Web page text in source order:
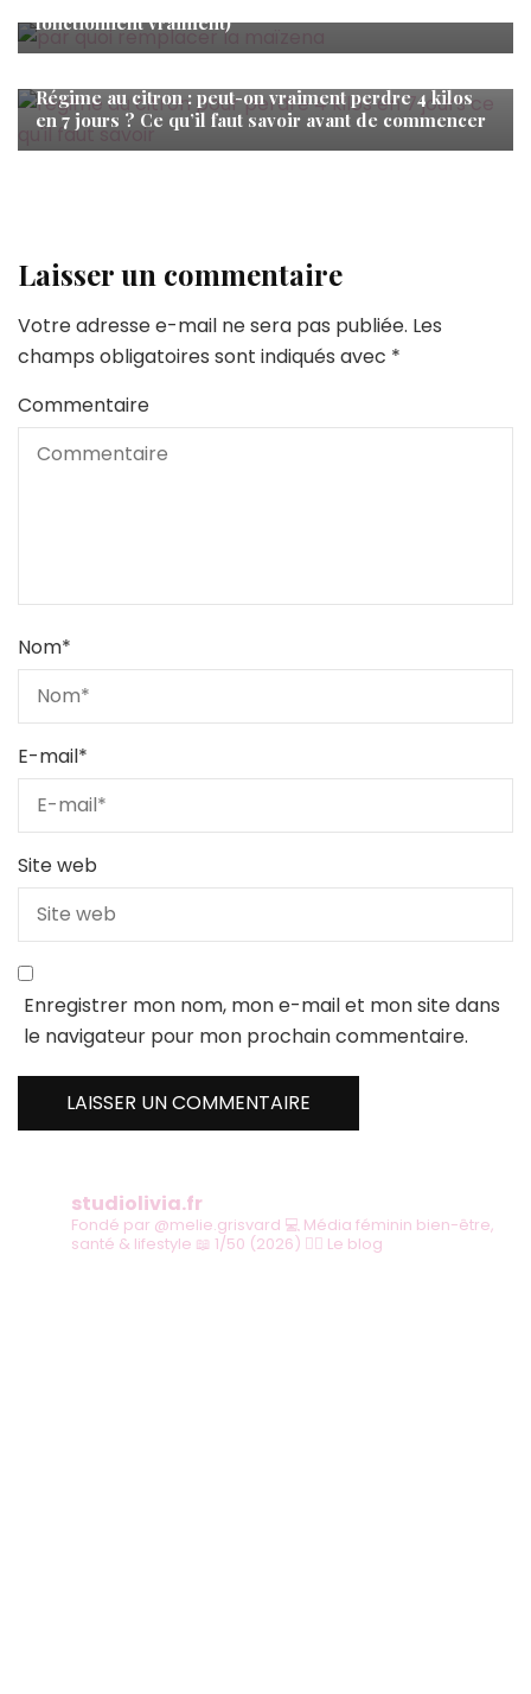
fonctionnent vraiment)
Régime au citron : peut-on vraiment perdre 4 kilos
en 7 jours ? Ce qu’il faut savoir avant de commencer
Laisser un commentaire
Votre adresse e-mail ne sera pas publiée. Les
champs obligatoires sont indiqués avec *
Commentaire
Nom*
E-mail*
Site web
Enregistrer mon nom, mon e-mail et mon site dans
le navigateur pour mon prochain commentaire.
studiolivia.fr
Fondé par @melie.grisvard 💻 Média féminin bien-être,
santé & lifestyle 📖 1/50 (2026) 👇🏻 Le blog